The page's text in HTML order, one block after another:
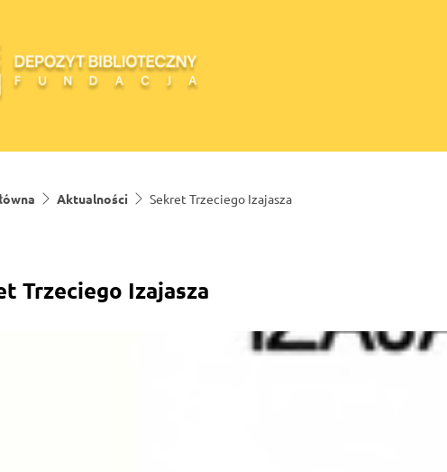
Aktualności Sekret Trzeciego Izajasza
Trzeciego Izajasza